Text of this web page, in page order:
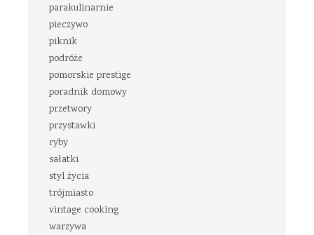
parakulinarnie
pieczywo
piknik
podróże
pomorskie prestige
poradnik domowy
przetwory
przystawki
ryby
sałatki
styl życia
trójmiasto
vintage cooking
warzywa